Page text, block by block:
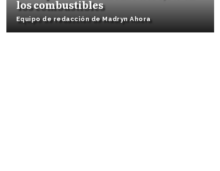
los combustibles
Equipo de redacción de Madryn Ahora